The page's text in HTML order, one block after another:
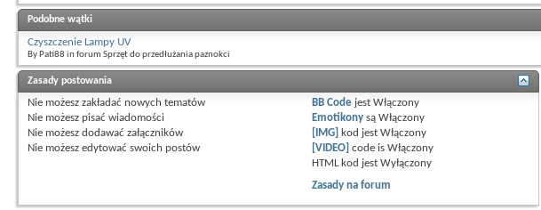
Podobne wątki
Czyszczenie Lampy UV
By Pati88 in forum Sprzęt do przedłużania paznokci
Zasady postowania
Nie możesz zakładać nowych tematów
Nie możesz pisać wiadomości
Nie możesz dodawać załączników
Nie możesz edytować swoich postów
BB Code jestWłączony
Emotikony sąWłączony
[IMG]
kod jestWłączony
[VIDEO] code isWłączony
HTML kod jestWyłączony
Zasady na forum